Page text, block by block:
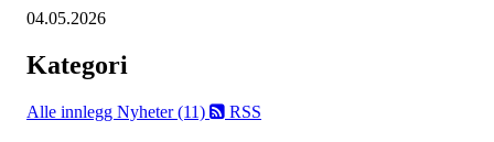
04.05.2026
Kategori
Alle innlegg Nyheter (11) RSS